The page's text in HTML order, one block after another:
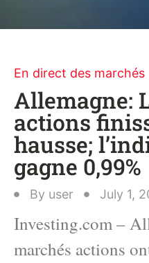
En direct des marchés
Allemagne:
actions
hausse;
gagne 0,99%
By user July 1,
Investing.com –
marchés actions